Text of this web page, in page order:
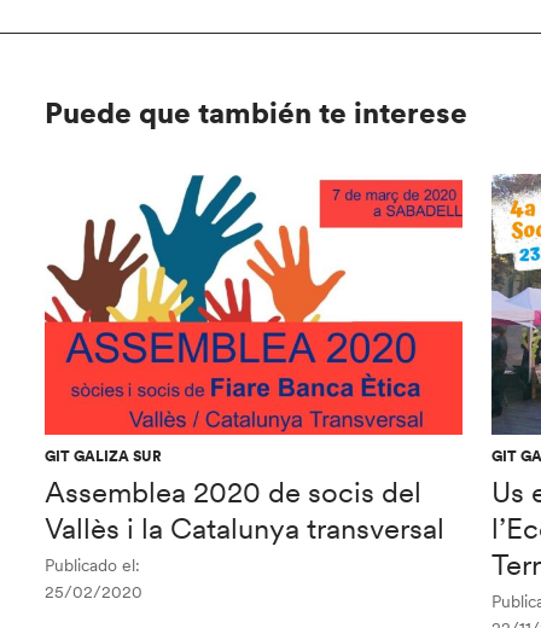
Puede que también te interese
GIT GALIZA SUR
Assemblea 2020 de socis del
Vallès i la Catalunya transversal
Publicado el:
25/02/2020
GIT
Us